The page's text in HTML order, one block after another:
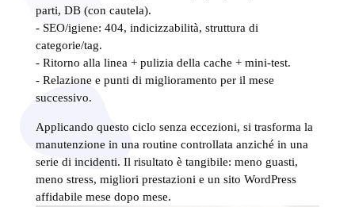
parti, DB (con cautela).
- SEO/igiene: 404, indicizzabilità, struttura di
categorie/tag.
- Ritorno alla linea + pulizia della cache + mini-test.
- Relazione e punti di miglioramento per il mese
successivo.
Applicando questo ciclo senza eccezioni, si trasforma la
manutenzione in una routine controllata anziché in una
serie di incidenti. Il risultato è tangibile: meno guasti,
meno stress, migliori prestazioni e un sito WordPress
affidabile mese dopo mese.